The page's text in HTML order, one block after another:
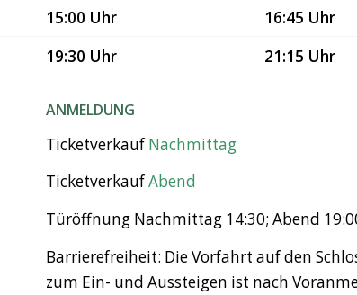
15:00 Uhr
16:45 Uhr
19:30 Uhr 21:15 Uhr
ANMELDUNG
Ticketverkauf Nachmittag
TicketverkaufAbend
Türöffnung Nachmittag 14:30; Abend
Barrierefreiheit: Die Vorfahrt auf den
zum Ein- und Aussteigen ist nach